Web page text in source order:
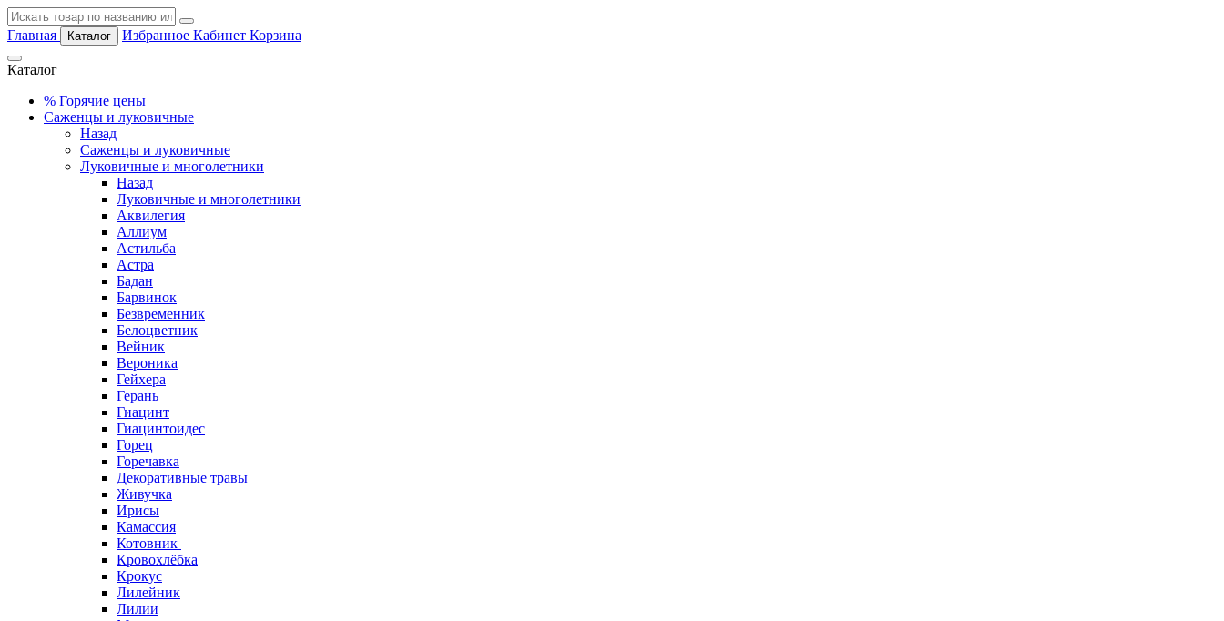
Главная Каталог Избранное Кабинет Корзина
Каталог
% Горячие цены
Саженцы и луковичные
Назад
Саженцы и луковичные
Луковичные и многолетники
Назад
Луковичные и многолетники
Аквилегия
Аллиум
Астильба
Астра
Бадан
Барвинок
Безвременник
Белоцветник
Вейник
Вероника
Гейхера
Герань
Гиацинт
Гиацинтоидес
Горец
Горечавка
Декоративные травы
Живучка
Ирисы
Камассия
Котовник
Кровохлёбка
Крокус
Лилейник
Лилии